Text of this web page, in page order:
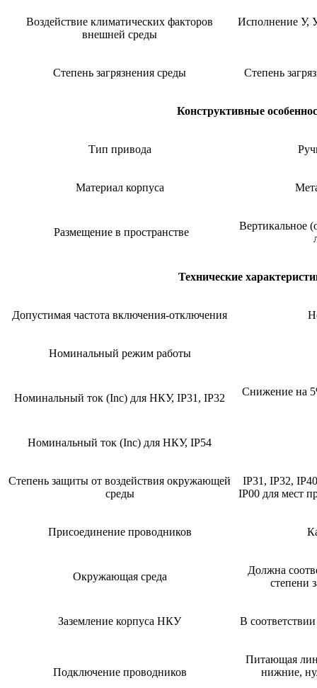
Воздействие климатических факторов
внешней среды
Исполнение У,
Степень загрязнения среды Степень
Конструктивные
Тип привода
Материал корпуса
Размещение в пространстве
Вертикальное
Технические
Допустимая частота включения-отключения
Номинальный режим работы
Номинальный ток (Inc) для НКУ, IP31, IP32
Снижение на
Номинальный ток (Inc) для НКУ, IP54
Степень защиты от воздействия окружающей
среды
IP31, IP32,
IP00 для мест
Присоединение проводников
Окружающая среда
Должна
степени
Заземление корпуса НКУ В
Подключение проводников
Питающая
нижние,